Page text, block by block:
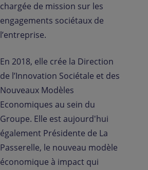
chargée de mission sur les
engagements sociétaux de
l’entreprise.
En 2018, elle crée la Direction
de l’Innovation Sociétale et des
Nouveaux Modèles
Economiques au sein du
Groupe. Elle est aujourd'hui
également Présidente de La
Passerelle, le nouveau modèle
économique à impact qui